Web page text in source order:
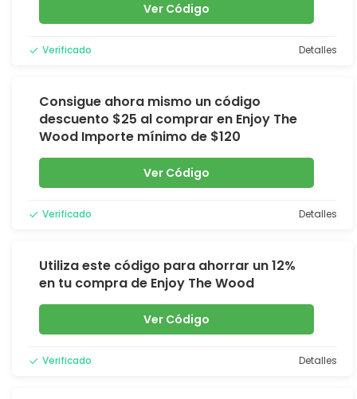
Ver Código
Verificado Detalles
Consigue ahora mismo un código
descuento $25 al comprar en Enjoy The
Wood Importe mínimo de $120
Ver Código
Verificado Detalles
Utiliza este código para ahorrar un 12%
en tu compra de Enjoy The Wood
Ver Código
Verificado Detalles